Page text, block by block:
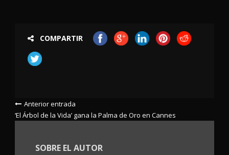
COMPARTIR
Anterior entrada
‘El Árbol de la Vida’ gana la Palma de Oro en Cannes
SOBRE EL AUTOR